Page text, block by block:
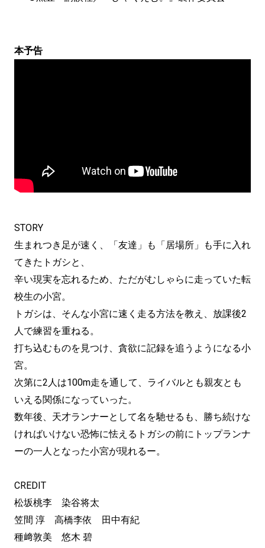
本予告
STORY
生まれつき足が速く、「友達」も「居場所」も手に入れ
てきたトガシと、
辛い現実を忘れるため、ただがむしゃらに走っていた転
校生の小宮。
トガシは、そんな小宮に速く走る方法を教え、放課後2
人で練習を重ねる。
打ち込むものを見つけ、貪欲に記録を追うようになる小
宮。
次第に2人は100m走を通して、ライバルとも親友とも
いえる関係になっていった。
数年後、天才ランナーとして名を馳せるも、勝ち続けな
ければいけない恐怖に怯えるトガシの前にトップランナ
ーの一人となった小宮が現れるー。
CREDIT
松坂桃李 染谷将太
笠間 淳 高橋李依 田中有紀
種﨑敦美 悠木 碧